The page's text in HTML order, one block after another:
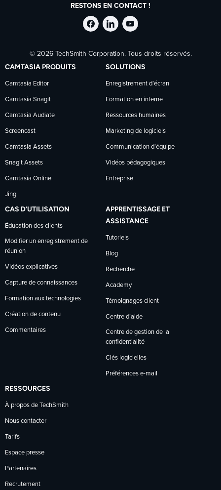
RESTONS EN CONTACT !
Suivre
TechSmith
sur
Facebook
Suivre
TechSmith
sur
LinkedIn
Suivre
TechSmith
sur
YouTube
© 2026 TechSmith Corporation. Tous droits réservés.
CAMTASIA PRODUITS
Camtasia Editor
Camtasia Snagit
Camtasia Audiate
Screencast
Camtasia Assets
Snagit Assets
Camtasia Online
Jing
SOLUTIONS
Enregistrement d’écran
Formation en interne
Ressources humaines
Marketing de logiciels
Communication d’équipe
Vidéos pédagogiques
Entreprise
CAS D’UTILISATION
Éducation des clients
Modifier un enregistrement de
réunion
Vidéos explicatives
Capture de connaissances
Formation aux technologies
Création de contenu
Commentaires
APPRENTISSAGE ET
ASSISTANCE
Tutoriels
Blog
Recherche
Academy
Témoignages client
Centre d’aide
Centre de gestion de la
confidentialité
Clés logicielles
Préférences e-mail
RESSOURCES
À propos de TechSmith
Nous contacter
Tarifs
Espace presse
Partenaires
Recrutement